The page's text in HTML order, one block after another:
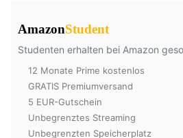
AmazonStudent
Studenten erhalten bei Amazon
12 Monate Prime kostenlos
GRATIS Premiumversand
5 EUR-Gutschein
Unbegrenztes Streaming
Unbegrenzten Speicherplatz